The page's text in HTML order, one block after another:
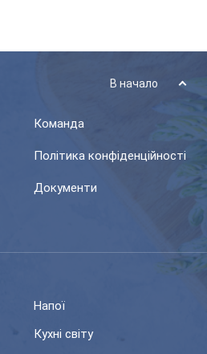
В начало
Команда
Політика конфіденційності
Документи
Напої
Кухні світу